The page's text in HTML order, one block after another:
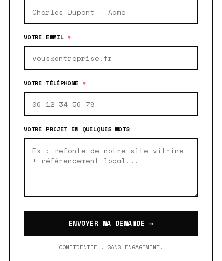
VOTRE EMAIL *
VOTRE TÉLÉPHONE *
VOTRE PROJET EN QUELQUES MOTS
ENVOYER MA DEMANDE →
CONFIDENTIEL. SANS ENGAGEMENT.